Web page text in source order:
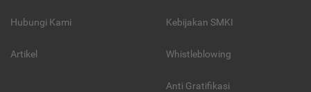
Hubungi Kami
Artikel
Kebijakan SMKI
Whistleblowing
Anti Gratifikasi